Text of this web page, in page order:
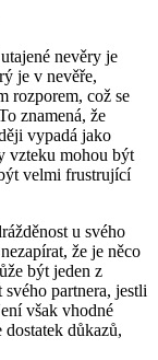
nevěry je
je v nevěře,
rozporem, což se
znamená, že
vypadá jako
vzteku mohou být
velmi frustrující
u svého
že je něco
být jeden z
partnera, jestli
však vhodné
důkazů,